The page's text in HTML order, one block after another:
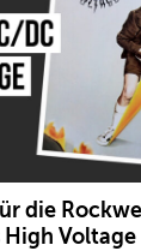
die
High Voltage